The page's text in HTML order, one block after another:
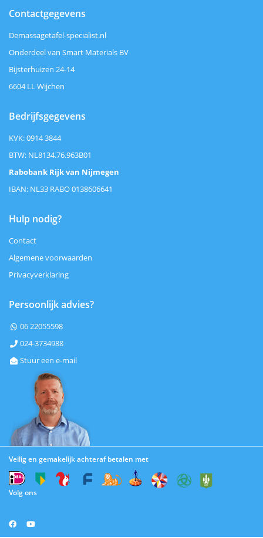
Contactgegevens
Demassagetafel-specialist.nl
Onderdeel van Smart Materials BV
Bijsterhuizen 24-14
6604 LL Wijchen
Bedrijfsgegevens
KVK: 0914 3844
BTW: NL8134.76.963B01
Rabobank Rijk van Nijmegen
IBAN: NL33 RABO 0138606641
Hulp nodig?
Contact
Algemene voorwaarden
Privacyverklaring
Persoonlijk advies?
 06 22055598
 024-3734988
 Stuur een e-mail
Veilig en gemakelijk achteraf betalen met
Volg ons
 